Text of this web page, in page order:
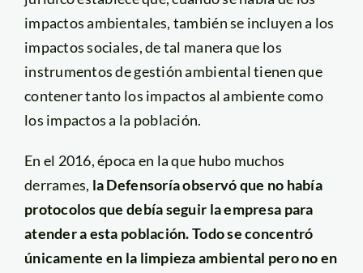
impactos ambientales, también se incluyen a los
impactos sociales, de tal manera que los
instrumentos de gestión ambiental tienen que
contener tanto los impactos al ambiente como
los impactos a la población.
En el 2016, época en la que hubo muchos
derrames, la Defensoría observó que no había
protocolos que debía seguir la empresa para
atender a esta población. Todo se concentró
únicamente en la limpieza ambiental pero no en